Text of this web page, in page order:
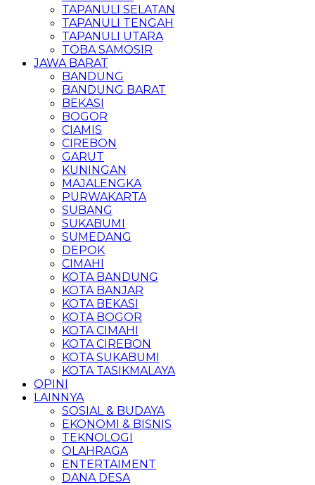
TAPANULI SELATAN
TAPANULI TENGAH
TAPANULI UTARA
TOBA SAMOSIR
JAWA BARAT
BANDUNG
BANDUNG BARAT
BEKASI
BOGOR
CIAMIS
CIREBON
GARUT
KUNINGAN
MAJALENGKA
PURWAKARTA
SUBANG
SUKABUMI
SUMEDANG
DEPOK
CIMAHI
KOTA BANDUNG
KOTA BANJAR
KOTA BEKASI
KOTA BOGOR
KOTA CIMAHI
KOTA CIREBON
KOTA SUKABUMI
KOTA TASIKMALAYA
OPINI
LAINNYA
SOSIAL & BUDAYA
EKONOMI & BISNIS
TEKNOLOGI
OLAHRAGA
ENTERTAIMENT
DANA DESA